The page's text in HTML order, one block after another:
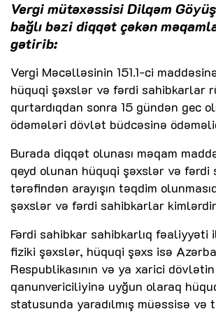
Vergi mütəxəssisi Dilqəm
bağlı bəzi diqqət çəkən
gətirib:
Vergi Məcəlləsinin 151.1-ci
hüquqi şəxslər və fərdi sahibkarlar
qurtardıqdan sonra 15 gündən gec
ödəmələri dövlət büdcəsinə
Burada diqqət olunası məqam
qeyd olunan hüquqi şəxslər və fərdi
tərəfindən arayışın təqdim
şəxslər və fərdi sahibkarlar
Fərdi sahibkar sahibkarlıq fəaliyyəti
fiziki şəxslər, hüquqi şəxs isə
Respublikasının və ya xarici dövlətin
qanunvericiliyinə uyğun olaraq
statusunda yaradılmış müəssisə və